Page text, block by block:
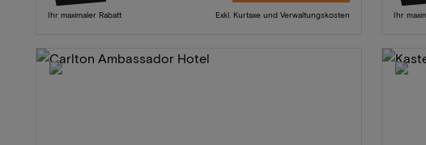
Ihr maximaler Rabatt Exkl. Kurtaxe und Verwaltungskosten Ihr